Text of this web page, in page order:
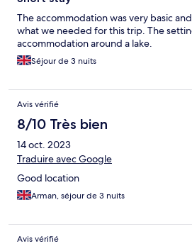
The accommodation was very basic
what we needed for this trip. The
accommodation around a lake.
Séjour de 3 nuits
Avis vérifié
8/10 Très bien
14 oct. 2023
Traduire avec Google
Good location
Arman, séjour de 3 nuits
Avis vérifié